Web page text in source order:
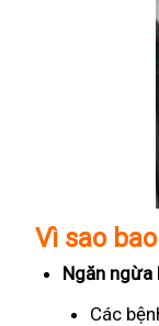
Vì sao
Ngăn ngừa
Các